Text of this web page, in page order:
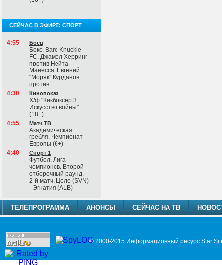
СЕЙЧАС В ЭФИРЕ: СПОРТ
4:55 Боец
Бокс. Bare Knuckle
FC. Джамел Херринг
против Нейта
Манесса. Евгений
"Моряк" Курданов
против
4:30
Кинопоказ
Х/ф "Кикбоксер 3:
Искусство войны"
(18+)
4:55
Матч ТВ
Академическая
гребля. Чемпионат
Европы (6+)
4:40
Спорт 1
Футбол. Лига
чемпионов. Второй
отборочный раунд.
2-й матч. Целе (SVN)
- Эгнатия (ALB)
ТЕЛЕПРОГРАММА АНОНСЫ СЕЙЧАС НА ТВ
© 2000-2015 Информационный ресурс Star